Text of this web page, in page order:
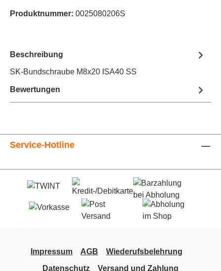
Produktnummer: 0025080206S
Beschreibung
SK-Bundschraube M8x20 ISA40 SS
Bewertungen
Service-Hotline
Impressum AGB
Wiederufsbelehrung
Datenschutz
Versand und Zahlung